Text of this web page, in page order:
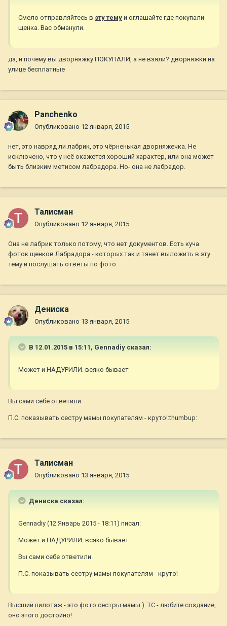
Смело отправляйтесь в эту тему и оглашайте где покупали
щенка. Вас обманули.
да, и почему вы дворняжку ПОКУПАЛИ, а не взяли? дворняжки на
улице бесплатные
Panchenko
Опубликовано 12 января, 2015
нет, это навряд ли лабрик, это чёрненькая дворняжечка. Не
исключено, что у неё окажется хороший характер, или она может
быть близким метисом лабрадора. Но- она не лабрадор.
Талисман
Опубликовано 12 января, 2015
Она не лабрик только потому, что нет документов. Есть куча
фоток щенков Лабрадора - которых так и тянет выложить в эту
тему и послушать ответы по фото.
Дениска
Опубликовано 13 января, 2015
В 12.01.2015 в 15:11, Gennadiy сказал:
Может и НАДУРИЛИ. всяко бывает
Вы сами себе ответили.
П.С. показывать сестру мамы покупателям - круто!:thumbup:
Талисман
Опубликовано 13 января, 2015
Дениска сказал:
Gennadiy (12 Январь 2015 - 18:11) писал:
Может и НАДУРИЛИ. всяко бывает
Вы сами себе ответили.
П.С. показывать сестру мамы покупателям - круто!
Высший пилотаж - это фото сестры мамы:). ТС - любите создание,
оно этого достойно!